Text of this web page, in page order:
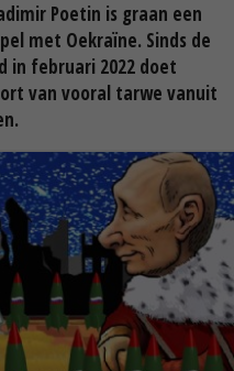
Poetin is graan een
met Oekraïne. Sinds de
in februari 2022 doet
van vooral tarwe vanuit